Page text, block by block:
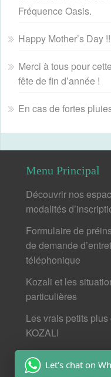
Fréquence Oasis.
Happy Mother’s Day
Merci à tous pour
fête de fin d’année !
En cas de fortes
Menu Principal
Découvrir nos
modalités
Formulaire de
de demande
téléphonique
Kozali et les
particulières
Les vrais petits plus
KOZALI
Mentions légales et
personnelles
Let's chat on